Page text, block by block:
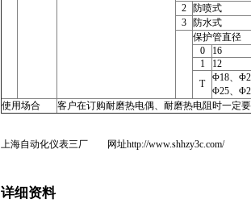
2
防喷式
3
防水式
保护管直径
0
16
1
12
T
Φ18、
Φ25、
使用场合
客户在订购耐磨热电偶、耐磨热电阻时一定
上海自动化仪表三厂 网址http://www.shhzy3c.com/
详细资料